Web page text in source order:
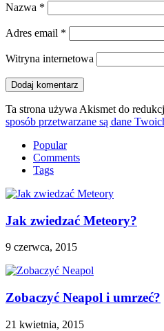
Nazwa *
Adres email *
Witryna internetowa
Ta strona używa Akismet do
sposób przetwarzane są dane
Popular
Comments
Tags
Jak zwiedzać Meteory?
9 czerwca, 2015
Zobaczyć Neapol i umrzeć?
21 kwietnia, 2015